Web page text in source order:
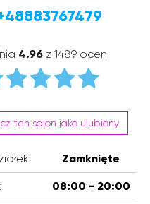
4.96 z 1489 ocen
ten salon jako ulubiony
Zamknięte
08:00 - 20:00